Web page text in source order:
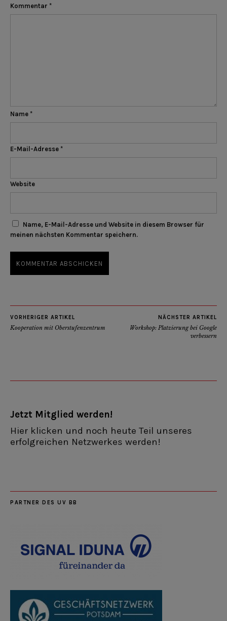
Kommentar *
Name *
E-Mail-Adresse *
Website
Name, E-Mail-Adresse und Website in diesem Browser für
meinen nächsten Kommentar speichern.
VORHERIGER ARTIKEL
Kooperation mit Oberstufenzentrum
NÄCHSTER ARTIKEL
Workshop: Platzierung bei Google
verbessern
Jetzt Mitglied werden!
Hier klicken und noch heute Teil unseres
erfolgreichen Netzwerkes werden!
PARTNER DES UV BB